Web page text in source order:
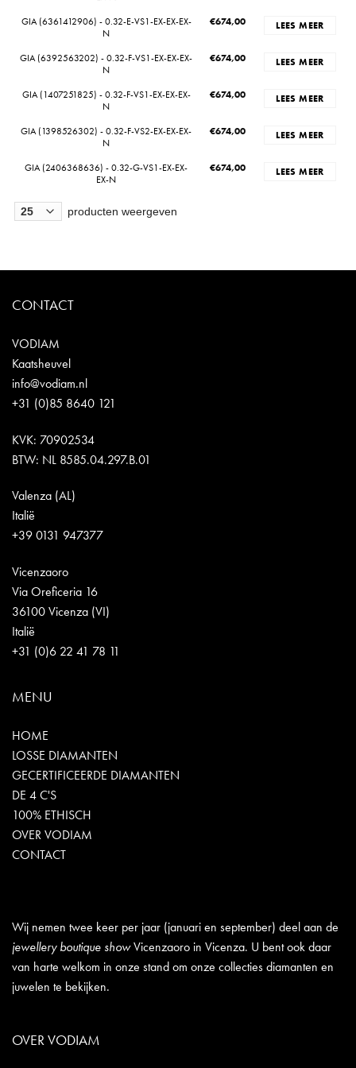
GIA (6361412906) - 0.32-E-VS1-EX-EX-EX-
N
€674,00 LEES MEER
GIA (6392563202) - 0.32-F-VS1-EX-EX-EX-
N
€674,00 LEES MEER
GIA (1407251825) - 0.32-F-VS1-EX-EX-EX-
N
€674,00 LEES MEER
GIA (1398526302) - 0.32-F-VS2-EX-EX-EX-
N
€674,00 LEES MEER
GIA (2406368636) - 0.32-G-VS1-EX-EX-
EX-N
€674,00 LEES MEER
producten weergeven
CONTACT
VODIAM
Kaatsheuvel
info@vodiam.nl
+31 (0)85 8640 121
KVK: 70902534
BTW: NL 8585.04.297.B.01
Valenza (AL)
Italië
+39 0131 947377
Vicenzaoro
Via Oreficeria 16
36100 Vicenza (VI)
Italië
+31 (0)6 22 41 78 11
MENU
HOME
LOSSE DIAMANTEN
GECERTIFICEERDE DIAMANTEN
DE 4 C'S
100% ETHISCH
OVER VODIAM
CONTACT
Wij nemen twee keer per jaar (januari en september) deel aan de
jewellery boutique showVicenzaoro in Vicenza. U bent ook daar
van harte welkom in onze stand om onze collecties diamanten en
juwelen te bekijken.
OVER VODIAM